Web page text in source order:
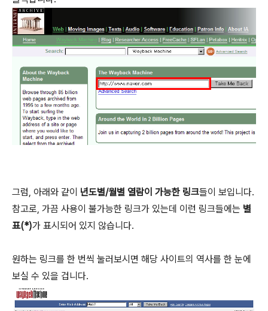
그럼, 아래와 같이 년도별/월별 열람이 가능한 링크들이 보입니다.
참고로, 가끔 사용이 불가능한 링크가 있는데 이런 링크들에는 별
표(*)가 표시되어 있지 않습니다.
원하는 링크를 한 번씩 눌러보시면 해당 사이트의 역사를 한 눈에
보실 수 있을 겁니다.